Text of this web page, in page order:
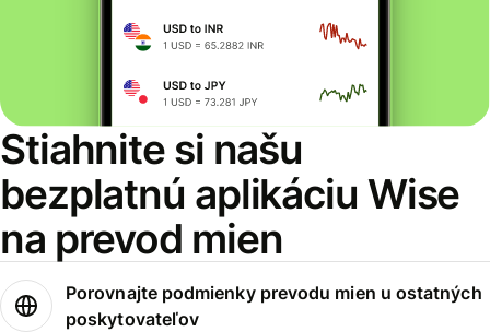
Stiahnite si našu
bezplatnú aplikáciu Wise
na prevod mien
Porovnajte podmienky prevodu mien u ostatných
poskytovateľov